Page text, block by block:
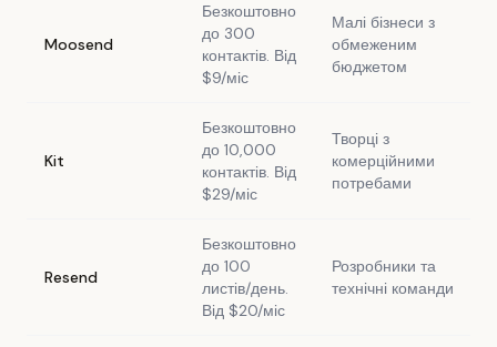
Moosend
Безкоштовно
до 300
контактів. Від
$9/міс
Малі бізнеси з
обмеженим
бюджетом
Kit
Безкоштовно
до 10,000
контактів. Від
$29/міс
Творці з
комерційними
потребами
Resend
Безкоштовно
до 100
листів/день.
Від $20/міс
Розробники та
технічні команди